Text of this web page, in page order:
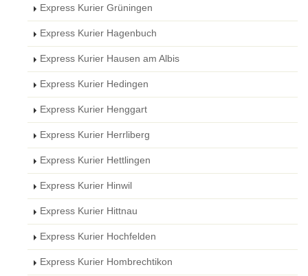
Express Kurier Grüningen
Express Kurier Hagenbuch
Express Kurier Hausen am Albis
Express Kurier Hedingen
Express Kurier Henggart
Express Kurier Herrliberg
Express Kurier Hettlingen
Express Kurier Hinwil
Express Kurier Hittnau
Express Kurier Hochfelden
Express Kurier Hombrechtikon